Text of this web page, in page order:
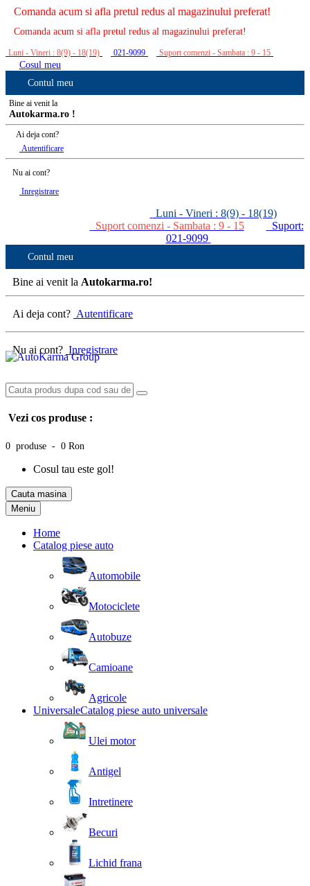
Comanda acum si afla pretul redus al magazinului preferat!
Comanda acum si afla pretul redus al magazinului preferat!
Luni - Vineri : 8(9) - 18(19) 021-9099 Suport comenzi - Sambata : 9 - 15
Cosul meu
Contul meu
Bine ai venit la
Autokarma.ro !
Ai deja cont?
Autentificare
Nu ai cont?
Inregistrare
Luni - Vineri : 8(9) - 18(19)
Suport comenzi - Sambata : 9 - 15
Suport:
021-9099
Contul meu
Bine ai venit la Autokarma.ro!
Ai deja cont? Autentificare
Nu ai cont? Inregistrare
Vezi cos produse :
0 produse - 0 Ron
Cosul tau este gol!
Cauta masina
Meniu
Home
Catalog piese auto
Automobile
Motociclete
Autobuze
Camioane
Agricole
UniversaleCatalog piese auto universale
Ulei motor
Antigel
Intretinere
Becuri
Lichid frana